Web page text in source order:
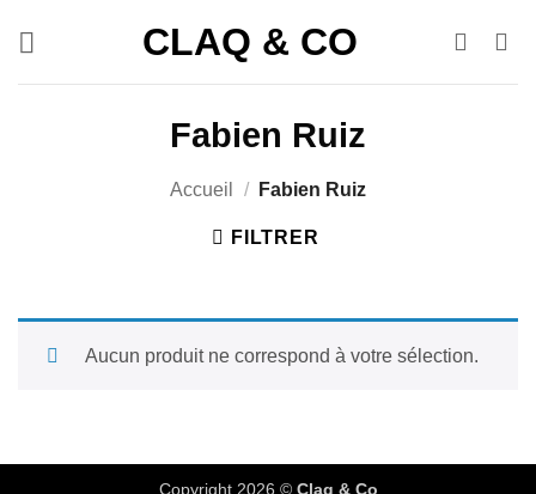
CLAQ & CO
Fabien Ruiz
Accueil / Fabien Ruiz
FILTRER
Aucun produit ne correspond à votre sélection.
Copyright 2026 © Claq & Co